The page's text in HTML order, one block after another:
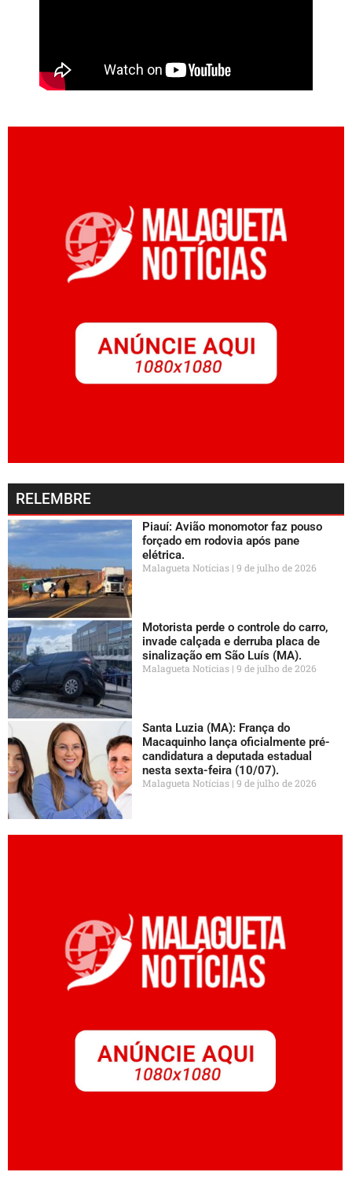
RELEMBRE
Piauí: Avião monomotor faz pouso
forçado em rodovia após pane
elétrica.
Malagueta Notícias 9 de julho de 2026
Motorista perde o controle do carro,
invade calçada e derruba placa de
sinalização em São Luís (MA).
Malagueta Notícias 9 de julho de 2026
Santa Luzia (MA): França do
Macaquinho lança oficialmente pré-
candidatura a deputada estadual
nesta sexta-feira (10/07).
Malagueta Notícias 9 de julho de 2026